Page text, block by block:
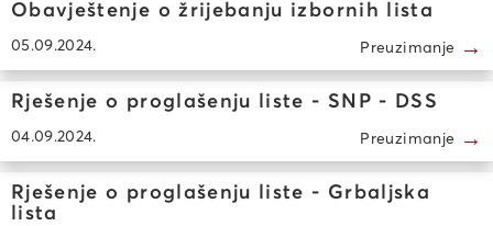
Obavještenje o žrijebanju izbornih lista
05.09.2024. Preuzimanje →
Rješenje o proglašenju liste - SNP - DSS
04.09.2024. Preuzimanje →
Rješenje o proglašenju liste - Grbaljska
lista